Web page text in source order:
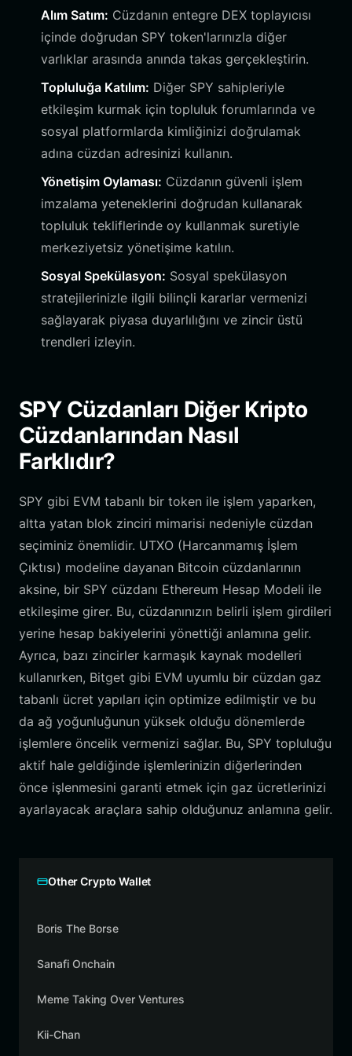
Alım Satım: Cüzdanın entegre DEX toplayıcısı
içinde doğrudan SPY token'larınızla diğer
varlıklar arasında anında takas gerçekleştirin.
Topluluğa Katılım: Diğer SPY sahipleriyle
etkileşim kurmak için topluluk forumlarında ve
sosyal platformlarda kimliğinizi doğrulamak
adına cüzdan adresinizi kullanın.
Yönetişim Oylaması: Cüzdanın güvenli işlem
imzalama yeteneklerini doğrudan kullanarak
topluluk tekliflerinde oy kullanmak suretiyle
merkeziyetsiz yönetişime katılın.
Sosyal Spekülasyon: Sosyal spekülasyon
stratejilerinizle ilgili bilinçli kararlar vermenizi
sağlayarak piyasa duyarlılığını ve zincir üstü
trendleri izleyin.
SPY Cüzdanları Diğer Kripto
Cüzdanlarından Nasıl
Farklıdır?
SPY gibi EVM tabanlı bir token ile işlem yaparken,
altta yatan blok zinciri mimarisi nedeniyle cüzdan
seçiminiz önemlidir. UTXO (Harcanmamış İşlem
Çıktısı) modeline dayanan Bitcoin cüzdanlarının
aksine, bir SPY cüzdanı Ethereum Hesap Modeli ile
etkileşime girer. Bu, cüzdanınızın belirli işlem girdileri
yerine hesap bakiyelerini yönettiği anlamına gelir.
Ayrıca, bazı zincirler karmaşık kaynak modelleri
kullanırken, Bitget gibi EVM uyumlu bir cüzdan gaz
tabanlı ücret yapıları için optimize edilmiştir ve bu
da ağ yoğunluğunun yüksek olduğu dönemlerde
işlemlere öncelik vermenizi sağlar. Bu, SPY topluluğu
aktif hale geldiğinde işlemlerinizin diğerlerinden
önce işlenmesini garanti etmek için gaz ücretlerinizi
ayarlayacak araçlara sahip olduğunuz anlamına gelir.
Other Crypto Wallet
Boris The Borse
Sanafi Onchain
Meme Taking Over Ventures
Kii-Chan